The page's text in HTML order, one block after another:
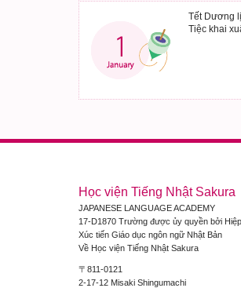
Tết Dương
Tiệc khai
Học viện Tiếng Nhật Sakura
JAPANESE LANGUAGE ACADEMY
17-D1870 Trường được ủy quyền bởi
Xúc tiến Giáo dục ngôn ngữ Nhật Bản
Về Học viện Tiếng Nhật Sakura
〒811-0121
2-17-12 Misaki Shingumachi